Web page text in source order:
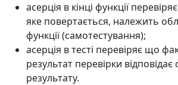
асерція в кінці функції
яке повертається, належить
функції (самотестування);
асерція в тесті перевіряє що
результат перевірки
результату.